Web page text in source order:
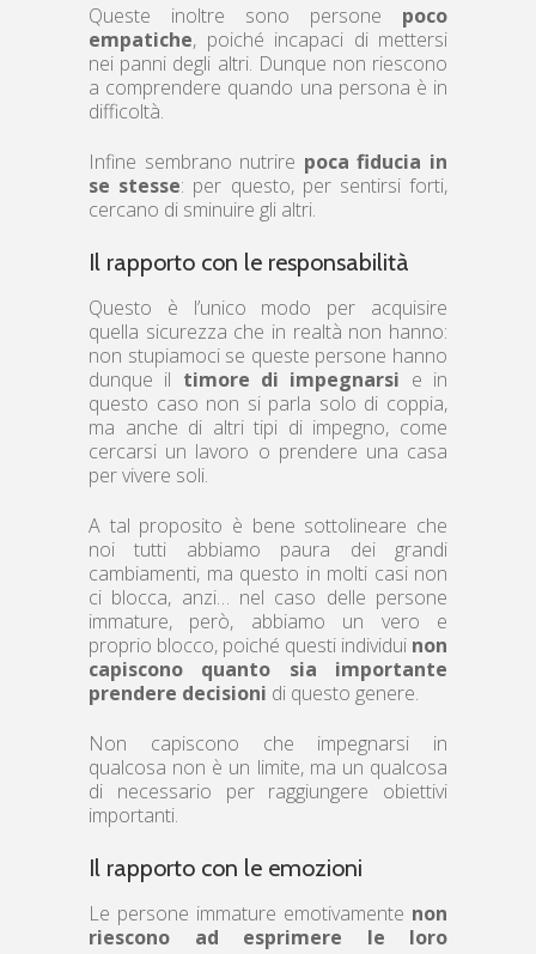
Queste inoltre sono persone poco
empatiche, poiché incapaci di mettersi
nei panni degli altri. Dunque non riescono
a comprendere quando una persona è in
difficoltà.
Infine sembrano nutrire poca fiducia in
se stesse: per questo, per sentirsi forti,
cercano di sminuire gli altri.
Il rapporto con le responsabilità
Questo è l’unico modo per acquisire
quella sicurezza che in realtà non hanno:
non stupiamoci se queste persone hanno
dunque il timore di impegnarsi e in
questo caso non si parla solo di coppia,
ma anche di altri tipi di impegno, come
cercarsi un lavoro o prendere una casa
per vivere soli.
A tal proposito è bene sottolineare che
noi tutti abbiamo paura dei grandi
cambiamenti, ma questo in molti casi non
ci blocca, anzi… nel caso delle persone
immature, però, abbiamo un vero e
proprio blocco, poiché questi individui non
capiscono quanto sia importante
prendere decisioni di questo genere.
Non capiscono che impegnarsi in
qualcosa non è un limite, ma un qualcosa
di necessario per raggiungere obiettivi
importanti.
Il rapporto con le emozioni
Le persone immature emotivamente non
riescono ad esprimere le loro